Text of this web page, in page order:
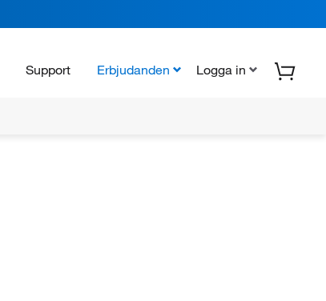
Support Erbjudanden Logga in